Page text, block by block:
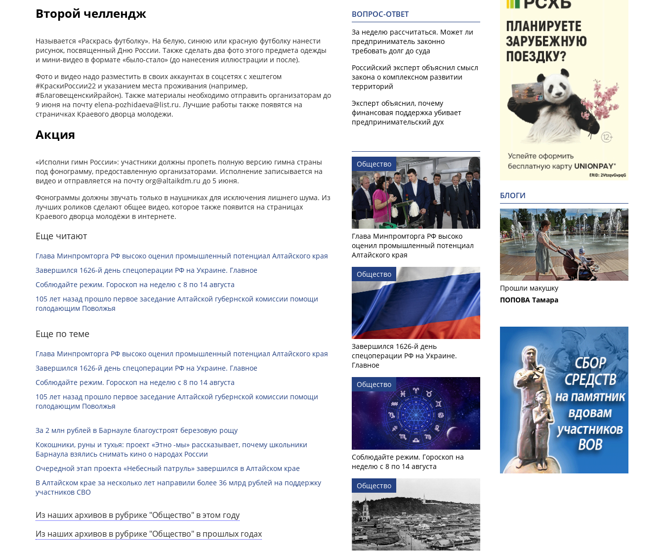
Второй челлендж
Называется «Раскрась футболку». На белую, синюю или красную футболку нанести
рисунок, посвященный Дню России. Также сделать два фото этого предмета одежды
и мини-видео в формате «было-стало» (до нанесения иллюстрации и после).
Фото и видео надо разместить в своих аккаунтах в соцсетях с хештегом
#КраскиРоссии22 и указанием места проживания (например,
#Благовещенскийрайон). Также материалы необходимо отправить организаторам до
9 июня на почту elena-pozhidaeva@list.ru. Лучшие работы также появятся на
страничках Краевого дворца молодежи.
Акция
«Исполни гимн России»: участники должны пропеть полную версию гимна страны
под фонограмму, предоставленную организаторами. Исполнение записывается на
видео и отправляется на почту org@altaikdm.ru до 5 июня.
Фонограммы должны звучать только в наушниках для исключения лишнего шума. Из
лучших роликов сделают общее видео, которое также появится на страницах
Краевого дворца молодёжи в интернете.
Еще читают
Глава Минпромторга РФ высоко оценил промышленный потенциал Алтайского края
Завершился 1626-й день спецоперации РФ на Украине. Главное
Соблюдайте режим. Гороскоп на неделю с 8 по 14 августа
105 лет назад прошло первое заседание Алтайской губернской комиссии помощи
голодающим Поволжья
Еще по теме
Глава Минпромторга РФ высоко оценил промышленный потенциал Алтайского края
Завершился 1626-й день спецоперации РФ на Украине. Главное
Соблюдайте режим. Гороскоп на неделю с 8 по 14 августа
105 лет назад прошло первое заседание Алтайской губернской комиссии помощи
голодающим Поволжья
За 2 млн рублей в Барнауле благоустроят березовую рощу
Кокошники, руны и тухья: проект «Этно -мы» рассказывает, почему школьники
Барнаула взялись снимать кино о народах России
Очередной этап проекта «Небесный патруль» завершился в Алтайском крае
В Алтайском крае за несколько лет направили более 36 млрд рублей на поддержку
участников СВО
Из наших архивов в рубрике "Общество" в этом году
Из наших архивов в рубрике "Общество" в прошлых годах
ВОПРОС-ОТВЕТ
За неделю рассчитаться. Может ли
предприниматель законно
требовать долг до суда
Российский эксперт объяснил смысл
закона о комплексном развитии
территорий
Эксперт объяснил, почему
финансовая поддержка убивает
предпринимательский дух
Общество
Глава Минпромторга РФ высоко
оценил промышленный потенциал
Алтайского края
Общество
Завершился 1626-й день
спецоперации РФ на Украине.
Главное
Общество
Соблюдайте режим. Гороскоп на
неделю с 8 по 14 августа
Общество
БЛОГИ
Прошли макушку
ПОПОВА Тамара